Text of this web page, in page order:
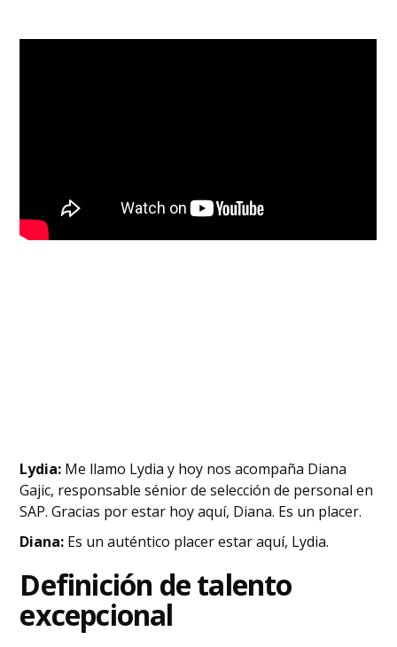
Lydia: Me llamo Lydia y hoy nos acompaña Diana
Gajic, responsable sénior de selección de personal en
SAP. Gracias por estar hoy aquí, Diana. Es un placer.
Diana: Es un auténtico placer estar aquí, Lydia.
Definición de talento
excepcional